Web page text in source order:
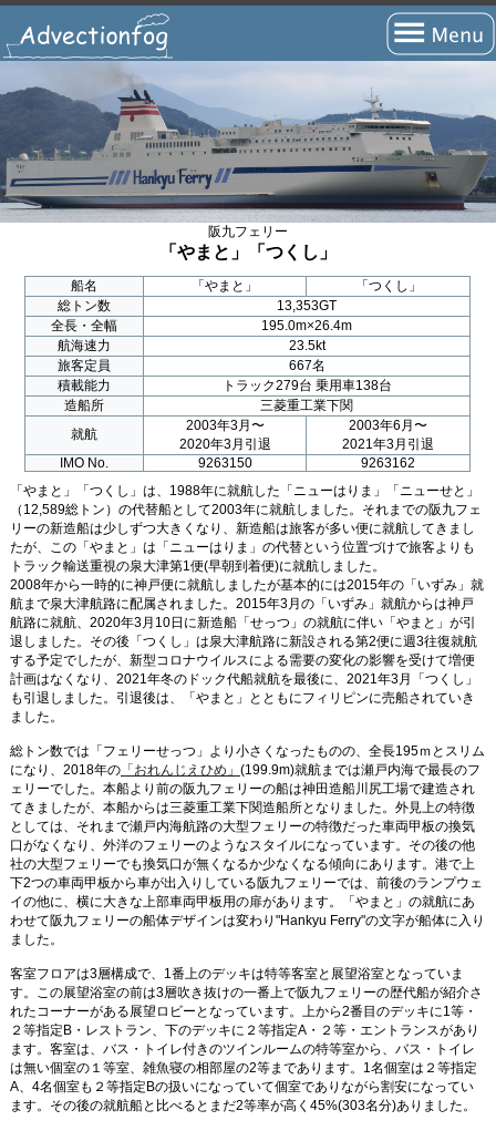
フェリーの旅とは？
フェリーの航路
瀬戸内海航路
九州・四国(太平洋)航路
沖縄・離島航路
国際航路
海外航路
短距離航路
あの船は今？
船を眺める
船旅をもっと楽しく
Photo BBS
Text BBS
阪九フェリー
「やまと」「つくし」
船名 「やまと」
「つくし」
総トン数
13,353GT
全長・全幅
195.0m×26.4m
航海速力
23.5kt
旅客定員
667名
積載能力
トラック279台 乗用車138台
造船所
三菱重工業下関
就航
2003年3月〜
2020年3月引退
2003年6月〜
2021年3月引退
IMO No.
9263150
9263162
「やまと」「つくし」は、1988年に就航した「ニューはりま」「ニューせと」
（12,589総トン）の代替船として2003年に就航しました。それまでの阪九フェ
リーの新造船は少しずつ大きくなり、新造船は旅客が多い便に就航してきまし
たが、この「やまと」は「ニューはりま」の代替という位置づけで旅客よりも
トラック輸送重視の泉大津第1便(早朝到着便)に就航しました。
2008年から一時的に神戸便に就航しましたが基本的には2015年の「いずみ」就
航まで泉大津航路に配属されました。2015年3月の「いずみ」就航からは神戸
航路に就航、2020年3月10日に新造船「せっつ」の就航に伴い「やまと」が引
退しました。その後「つくし」は泉大津航路に新設される第2便に週3往復就航
する予定でしたが、新型コロナウイルスによる需要の変化の影響を受けて増便
計画はなくなり、2021年冬のドック代船就航を最後に、2021年3月「つくし」
も引退しました。引退後は、「やまと」とともにフィリピンに売船されていき
ました。
総トン数では「フェリーせっつ」より小さくなったものの、全長195ｍとスリム
になり、2018年の「おれんじえひめ」 (199.9m)就航までは瀬戸内海で最長のフ
ェリーでした。本船より前の阪九フェリーの船は神田造船川尻工場で建造され
てきましたが、本船からは三菱重工業下関造船所となりました。外見上の特徴
としては、それまで瀬戸内海航路の大型フェリーの特徴だった車両甲板の換気
口がなくなり、外洋のフェリーのようなスタイルになっています。その後の他
社の大型フェリーでも換気口が無くなるか少なくなる傾向にあります。港で上
下2つの車両甲板から車が出入りしている阪九フェリーでは、前後のランプウェ
イの他に、横に大きな上部車両甲板用の扉があります。「やまと」の就航にあ
わせて阪九フェリーの船体デザインは変わり"Hankyu Ferry"の文字が船体に入り
ました。
客室フロアは3層構成で、1番上のデッキは特等客室と展望浴室となっていま
す。この展望浴室の前は3層吹き抜けの一番上で阪九フェリーの歴代船が紹介さ
れたコーナーがある展望ロビーとなっています。上から2番目のデッキに1等・
２等指定B・レストラン、下のデッキに２等指定A・２等・エントランスがあり
ます。客室は、バス・トイレ付きのツインルームの特等室から、バス・トイレ
は無い個室の１等室、雑魚寝の相部屋の2等まであります。1名個室は２等指定
A、4名個室も２等指定Bの扱いになっていて個室でありながら割安になってい
ます。その後の就航船と比べるとまだ2等率が高く45%(303名分)ありました。